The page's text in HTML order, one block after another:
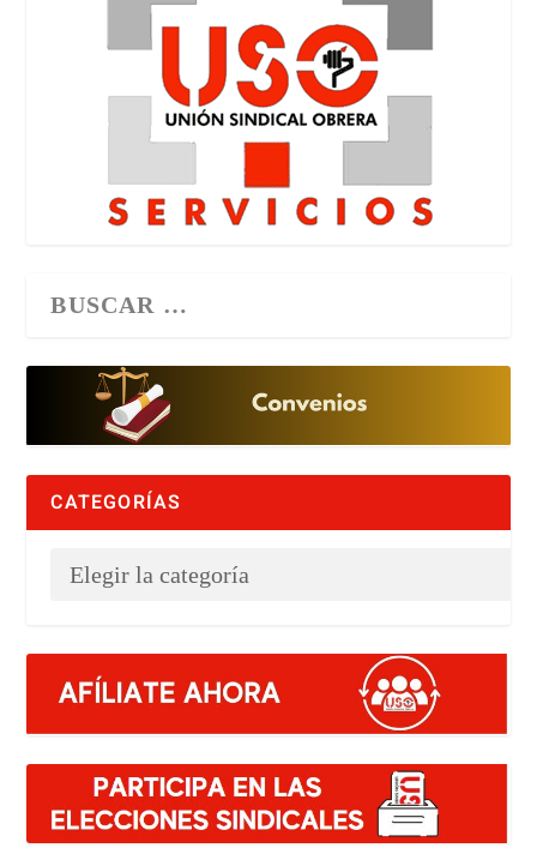
CATEGORÍAS